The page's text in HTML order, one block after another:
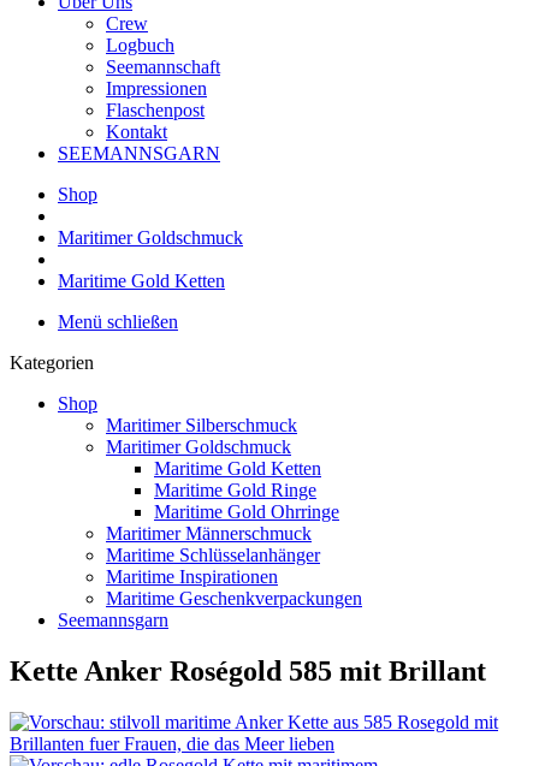
Crew
Logbuch
Seemannschaft
Impressionen
Flaschenpost
Kontakt
SEEMANNSGARN
Shop
Maritimer Goldschmuck
Maritime Gold Ketten
Menü schließen
Kategorien
Shop
Maritimer Silberschmuck
Maritimer Goldschmuck
Maritime Gold Ketten
Maritime Gold Ringe
Maritime Gold Ohrringe
Maritimer Männerschmuck
Maritime Schlüsselanhänger
Maritime Inspirationen
Maritime Geschenkverpackungen
Seemannsgarn
Kette Anker Roségold 585 mit Brillant